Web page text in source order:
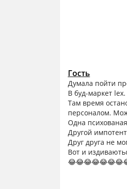
Гость
Думала пойти
В буд-маркет
Там время
персоналом.
Одна
Другой
Друг друга не
Вот и